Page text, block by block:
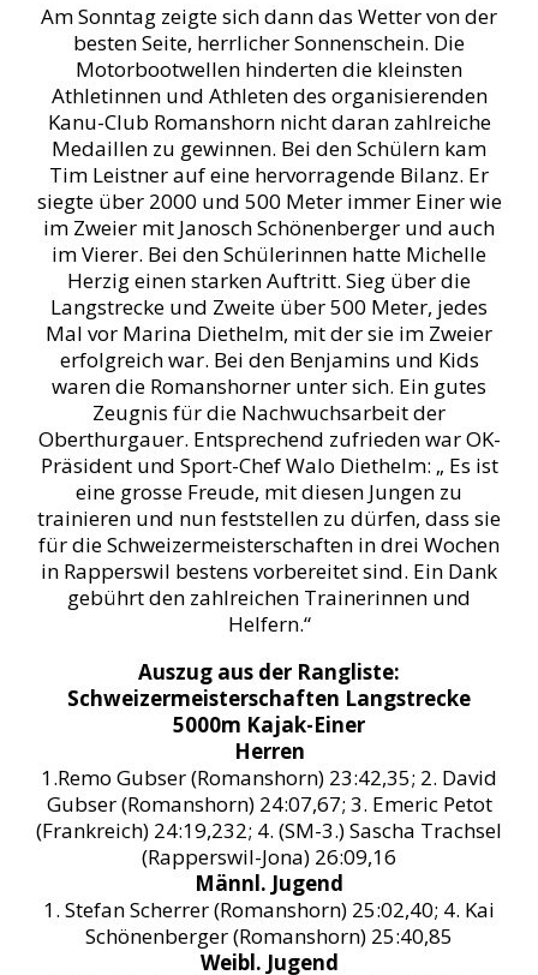
Am Sonntag zeigte sich dann das Wetter von der
besten Seite, herrlicher Sonnenschein. Die
Motorbootwellen hinderten die kleinsten
Athletinnen und Athleten des organisierenden
Kanu-Club Romanshorn nicht daran zahlreiche
Medaillen zu gewinnen. Bei den Schülern kam
Tim Leistner auf eine hervorragende Bilanz. Er
siegte über 2000 und 500 Meter immer Einer wie
im Zweier mit Janosch Schönenberger und auch
im Vierer. Bei den Schülerinnen hatte Michelle
Herzig einen starken Auftritt. Sieg über die
Langstrecke und Zweite über 500 Meter, jedes
Mal vor Marina Diethelm, mit der sie im Zweier
erfolgreich war. Bei den Benjamins und Kids
waren die Romanshorner unter sich. Ein gutes
Zeugnis für die Nachwuchsarbeit der
Oberthurgauer. Entsprechend zufrieden war OK-
Präsident und Sport-Chef Walo Diethelm: „ Es ist
eine grosse Freude, mit diesen Jungen zu
trainieren und nun feststellen zu dürfen, dass sie
für die Schweizermeisterschaften in drei Wochen
in Rapperswil bestens vorbereitet sind. Ein Dank
gebührt den zahlreichen Trainerinnen und
Helfern.“
Auszug aus der Rangliste:
Schweizermeisterschaften Langstrecke
5000m Kajak-Einer
Herren
1.Remo Gubser (Romanshorn) 23:42,35; 2. David
Gubser (Romanshorn) 24:07,67; 3. Emeric Petot
(Frankreich) 24:19,232; 4. (SM-3.) Sascha Trachsel
(Rapperswil-Jona) 26:09,16
Männl. Jugend
1. Stefan Scherrer (Romanshorn) 25:02,40; 4. Kai
Schönenberger (Romanshorn) 25:40,85
Weibl. Jugend